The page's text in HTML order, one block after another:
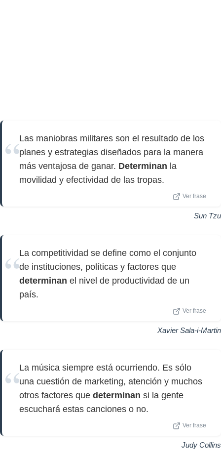
Las maniobras militares son el resultado de los
planes y estrategias diseñados para la manera
más ventajosa de ganar. Determinan la
movilidad y efectividad de las tropas.
Ver frase
Sun Tzu
La competitividad se define como el conjunto
de instituciones, políticas y factores que
determinan el nivel de productividad de un
país.
Ver frase
Xavier Sala-i-Martin
La música siempre está ocurriendo. Es sólo
una cuestión de marketing, atención y muchos
otros factores que determinan si la gente
escuchará estas canciones o no.
Ver frase
Judy Collins